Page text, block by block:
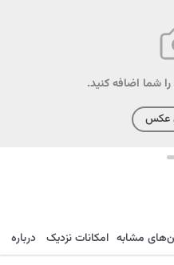
شما اضافه کنید.
عکس
ارسالمشابه امکانات نزدیک درباره